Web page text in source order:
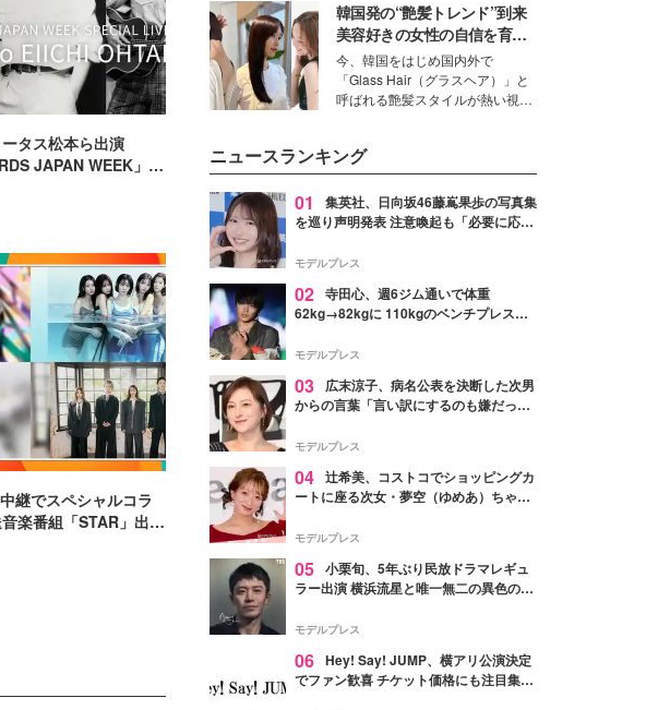
タス松本ら出演
JAPAN WEEK」人
で配信決定
継でスペシャルコラ
楽番組「STAR」出演
ニオン好き”という共通点を持つモ
デルの宮城舞と島村雄大の特別対
談をお届け！それぞれの視点か
ら、今作ならではの魅力や予想外
の感動をもたらす奥深いストーリ
ーについて熱く語り合ってもらっ
韓国発の“艶髪トレンド”到来
美容好きの女性の自信を育む
「ヘアケア事情」って？
今、韓国をはじめ国内外で
「Glass Hair（グラスヘア）」と
呼ばれる艶髪スタイルが熱い視線
して、“髪そのものの美しさ”に改
めて注目する人が増えている様
子。今回は、そんな憧れの艶やか
な髪を日常で叶える、美容好きの
ます。
ニュースランキング
01
集英社、日向坂46藤嶌果歩の写真集
を巡り声明発表 注意喚起も「必要に応じ
モデルプレス
02 寺田心、週6ジム通いで体重
62kg→82kgに 110kgのベンチプレス持
「かっこいい」と反響
モデルプレス
03
広末涼子、病名公表を決断した次男
からの言葉「言い訳にするのも嫌だっ
モデルプレス
04 辻希美、コストコでショッピングカ
ートに座る次女・夢空（ゆめあ）ちゃん
ぎ」「成長を感じる」の声
モデルプレス
05 小栗旬、5年ぶり民放ドラマレギュ
ラー出演 横浜流星と唯一無二の異色のバ
モデルプレス
06 Hey! Say! JUMP、横アリ公演決定
でファン歓喜 チケット価格にも注目集ま